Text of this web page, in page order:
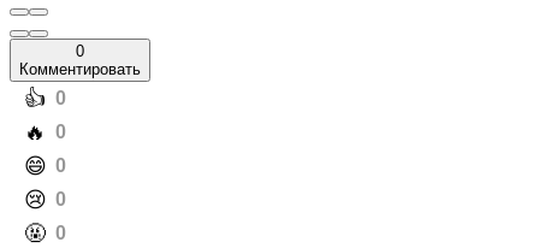
0
Комментировать
️👍 0
️🔥 0
️😄 0
️😢 0
️🤬 0